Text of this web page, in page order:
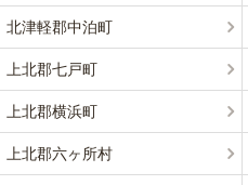
北津軽郡中泊町
上北郡七戸町
上北郡横浜町
上北郡六ヶ所村